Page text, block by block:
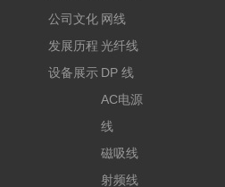
公司文化
发展历程
设备展示
网线
光纤线
DP 线
AC电源
线
磁吸线
射频线